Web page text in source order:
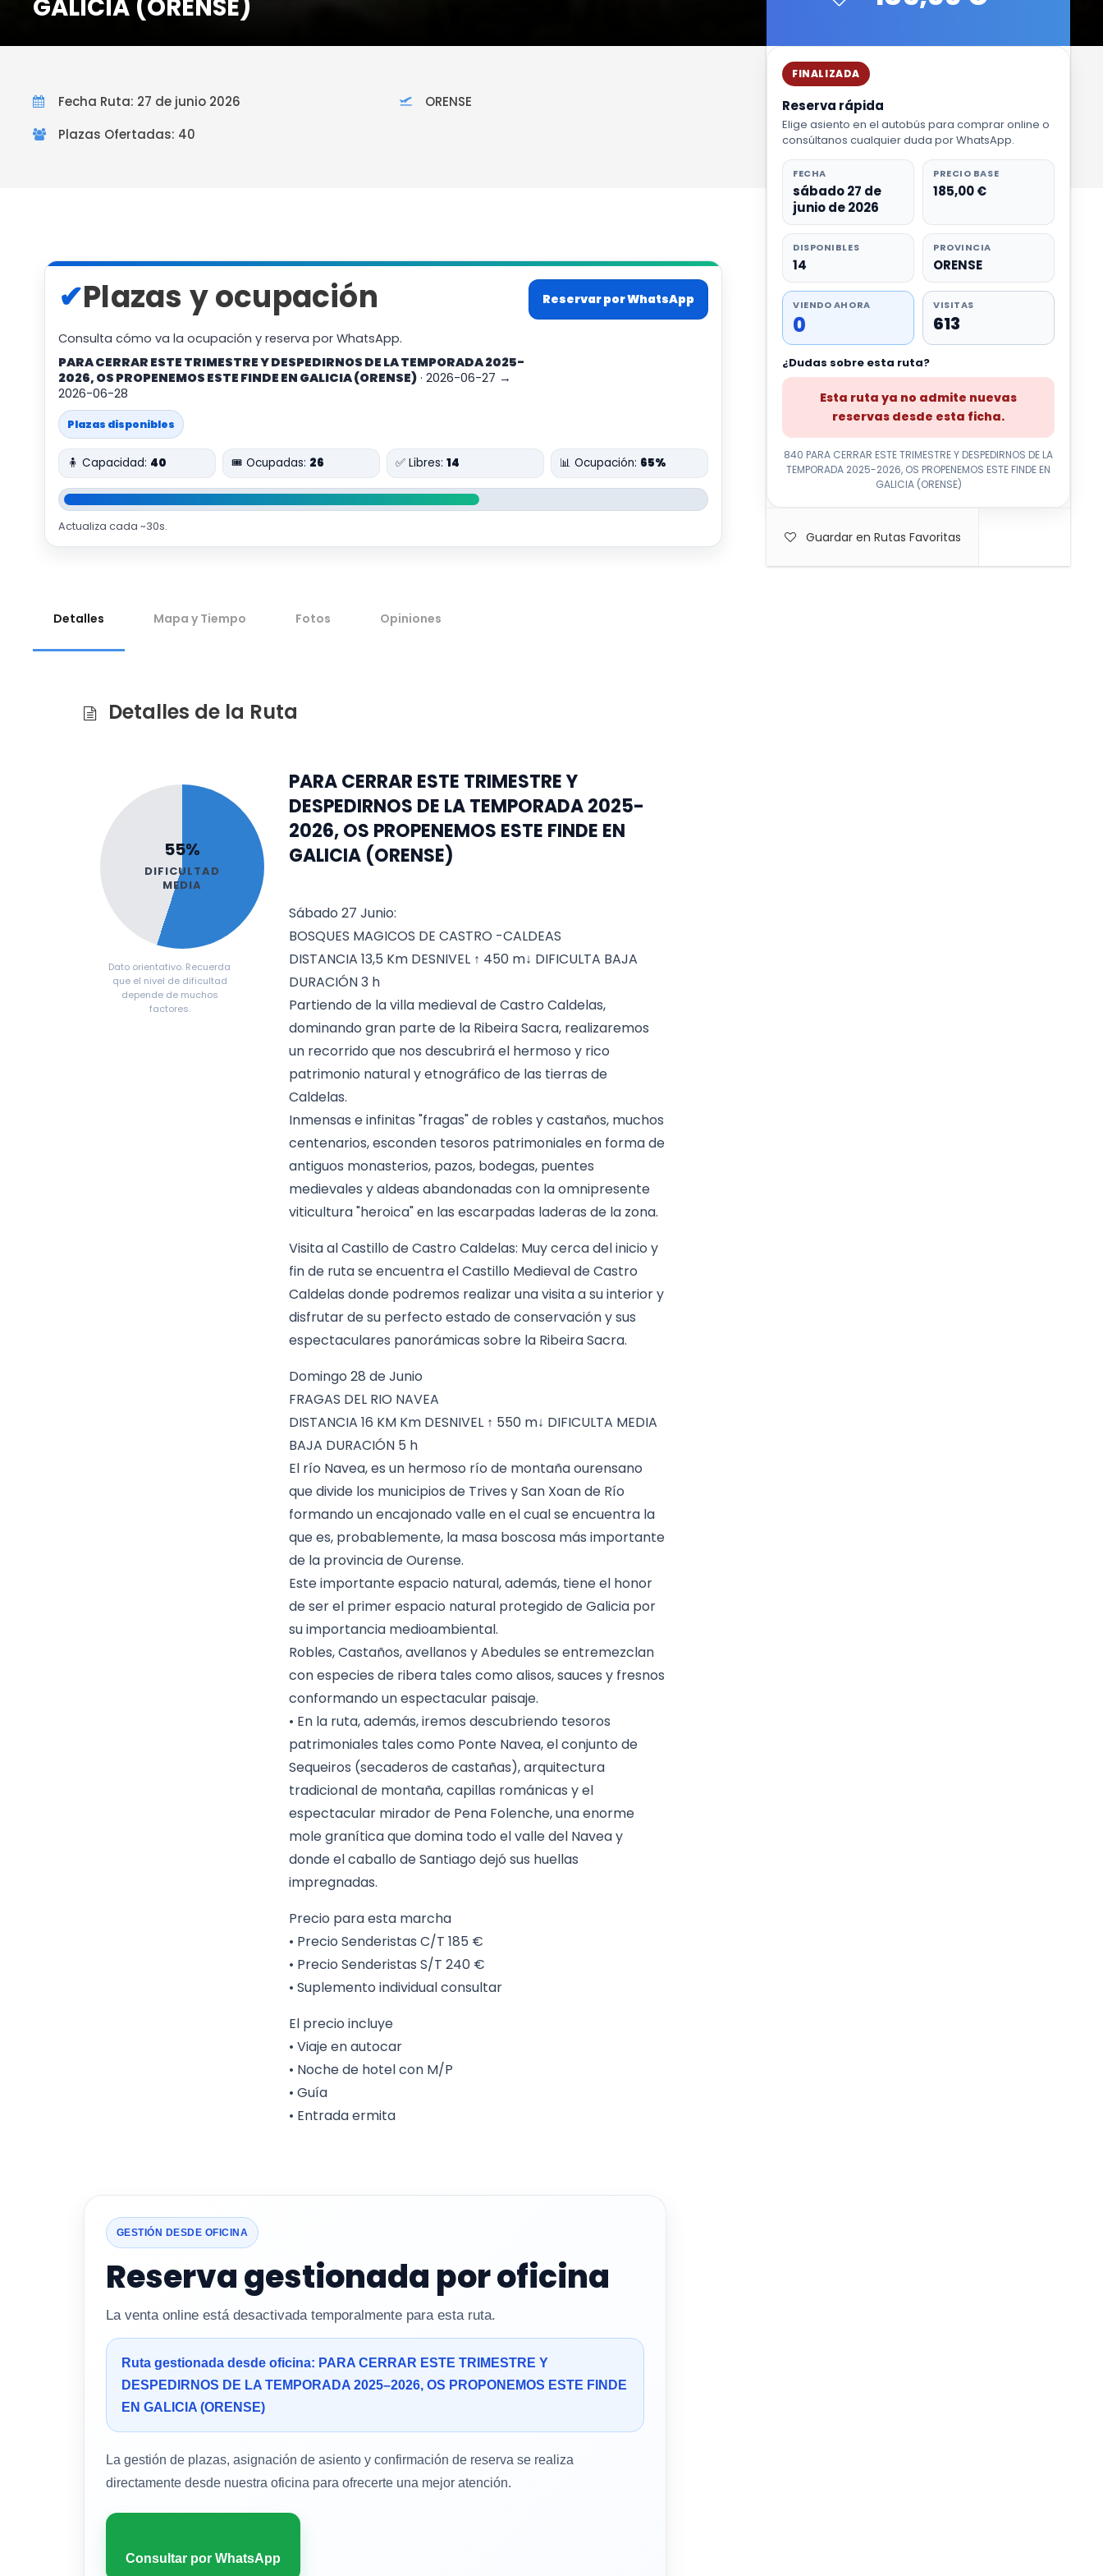
GALICIA (ORENSE)
FINALIZADA
Reserva rápida
Elige asiento en el autobús para comprar online o
consúltanos cualquier duda por WhatsApp.
FECHA
sábado 27 de
junio de 2026
PRECIO BASE
185,00 €
DISPONIBLES
14
PROVINCIA
ORENSE
VIENDO AHORA
0
VISITAS
613
¿Dudas sobre esta ruta?
Esta ruta ya no admite nuevas
reservas desde esta ficha.
840 PARA CERRAR ESTE TRIMESTRE Y DESPEDIRNOS DE LA
TEMPORADA 2025-2026, OS PROPENEMOS ESTE FINDE EN
GALICIA (ORENSE)
Guardar en Rutas Favoritas
Fecha Ruta: 27 de junio 2026
ORENSE
Plazas Ofertadas: 40
✔Plazas y ocupación
Consulta cómo va la ocupación y reserva por WhatsApp.
PARA CERRAR ESTE TRIMESTRE Y DESPEDIRNOS DE LA TEMPORADA 2025-
2026, OS PROPENEMOS ESTE FINDE EN GALICIA (ORENSE) · 2026-06-27 →
2026-06-28
Plazas disponibles
Reservar por WhatsApp
🧍 Capacidad: 40 🎟️ Ocupadas: 26 ✅ Libres: 14 📊 Ocupación: 65%
Actualiza cada ~30s.
Detalles Mapa y Tiempo Fotos Opiniones
Detalles de la Ruta
55%
DIFICULTAD
MEDIA
Dato orientativo. Recuerda
que el nivel de dificultad
depende de muchos
factores.
PARA CERRAR ESTE TRIMESTRE Y
DESPEDIRNOS DE LA TEMPORADA 2025-
2026, OS PROPENEMOS ESTE FINDE EN
GALICIA (ORENSE)
Sábado 27 Junio:
BOSQUES MAGICOS DE CASTRO -CALDEAS
DISTANCIA 13,5 Km DESNIVEL ↑ 450 m↓ DIFICULTA BAJA
DURACIÓN 3 h
Partiendo de la villa medieval de Castro Caldelas,
dominando gran parte de la Ribeira Sacra, realizaremos
un recorrido que nos descubrirá el hermoso y rico
patrimonio natural y etnográfico de las tierras de
Caldelas.
Inmensas e infinitas "fragas" de robles y castaños, muchos
centenarios, esconden tesoros patrimoniales en forma de
antiguos monasterios, pazos, bodegas, puentes
medievales y aldeas abandonadas con la omnipresente
viticultura "heroica" en las escarpadas laderas de la zona.
Visita al Castillo de Castro Caldelas: Muy cerca del inicio y
fin de ruta se encuentra el Castillo Medieval de Castro
Caldelas donde podremos realizar una visita a su interior y
disfrutar de su perfecto estado de conservación y sus
espectaculares panorámicas sobre la Ribeira Sacra.
Domingo 28 de Junio
FRAGAS DEL RIO NAVEA
DISTANCIA 16 KM Km DESNIVEL ↑ 550 m↓ DIFICULTA MEDIA
BAJA DURACIÓN 5 h
El río Navea, es un hermoso río de montaña ourensano
que divide los municipios de Trives y San Xoan de Río
formando un encajonado valle en el cual se encuentra la
que es, probablemente, la masa boscosa más importante
de la provincia de Ourense.
Este importante espacio natural, además, tiene el honor
de ser el primer espacio natural protegido de Galicia por
su importancia medioambiental.
Robles, Castaños, avellanos y Abedules se entremezclan
con especies de ribera tales como alisos, sauces y fresnos
conformando un espectacular paisaje.
• En la ruta, además, iremos descubriendo tesoros
patrimoniales tales como Ponte Navea, el conjunto de
Sequeiros (secaderos de castañas), arquitectura
tradicional de montaña, capillas románicas y el
espectacular mirador de Pena Folenche, una enorme
mole granítica que domina todo el valle del Navea y
donde el caballo de Santiago dejó sus huellas
impregnadas.
Precio para esta marcha
• Precio Senderistas C/T 185 €
• Precio Senderistas S/T 240 €
• Suplemento individual consultar
El precio incluye
• Viaje en autocar
• Noche de hotel con M/P
• Guía
• Entrada ermita
GESTIÓN DESDE OFICINA
Reserva gestionada por oficina
La venta online está desactivada temporalmente para esta ruta.
Ruta gestionada desde oficina: PARA CERRAR ESTE TRIMESTRE Y
DESPEDIRNOS DE LA TEMPORADA 2025–2026, OS PROPONEMOS ESTE FINDE
EN GALICIA (ORENSE)
La gestión de plazas, asignación de asiento y confirmación de reserva se realiza
directamente desde nuestra oficina para ofrecerte una mejor atención.
Consultar por WhatsApp